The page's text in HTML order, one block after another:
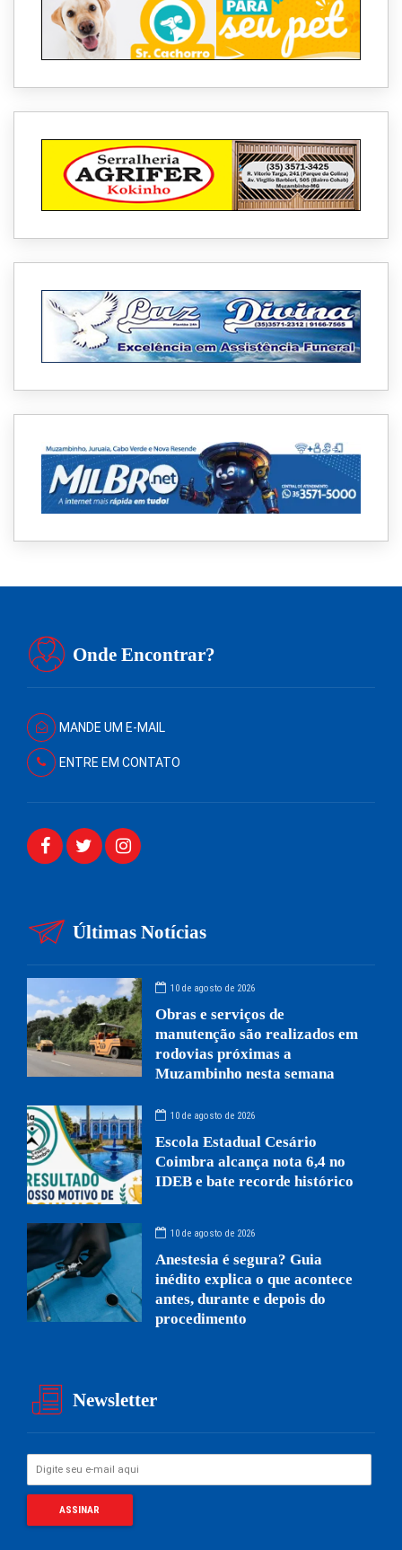
Onde Encontrar?
MANDE UM E-MAIL
ENTRE EM CONTATO
Últimas Notícias
10 de agosto de 2026
Obras e serviços de
manutenção são realizados em
rodovias próximas a
Muzambinho nesta semana
10 de agosto de 2026
Escola Estadual Cesário
Coimbra alcança nota 6,4 no
IDEB e bate recorde histórico
10 de agosto de 2026
Anestesia é segura? Guia
inédito explica o que acontece
antes, durante e depois do
procedimento
Newsletter